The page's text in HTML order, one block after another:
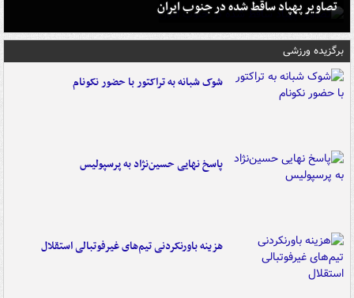
تصاویر پهپاد ساقط شده در جنوب ایران
برگزیده ورزشی
شوک شبانه به تراکتور با حضور نکونام
پاسخ نهایی حسین‌نژاد به پرسپولیس
هزینه باورنکردنی تیم‌های غیرفوتبالی استقلال